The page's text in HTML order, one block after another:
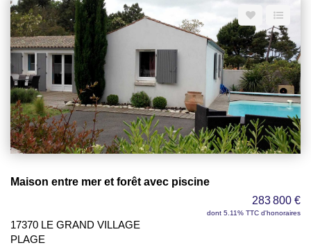
Maison entre mer et forêt avec piscine
283 800 €
dont 5.11% TTC d'honoraires
17370 LE GRAND VILLAGE
PLAGE